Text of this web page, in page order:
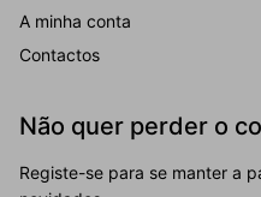
A minha conta
Contactos
Não quer perder o
Registe-se para se manter a